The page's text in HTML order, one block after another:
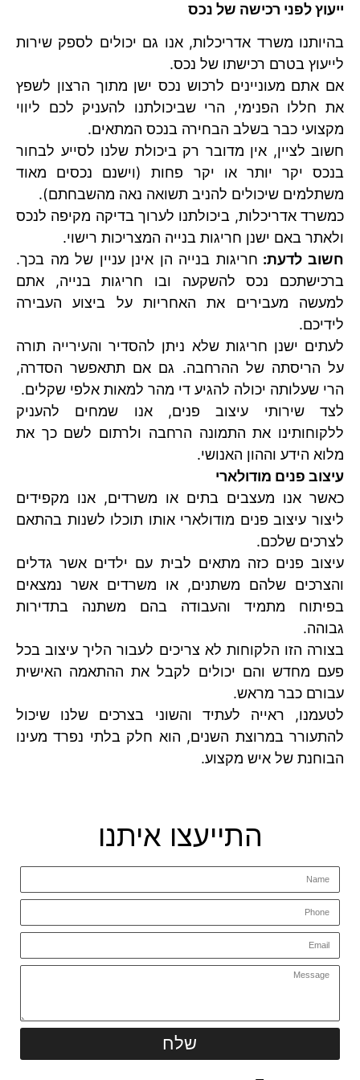
ייעוץ לפני רכישה של נכס
בהיותנו משרד אדריכלות, אנו גם יכולים לספק שירות
לייעוץ בטרם רכישתו של נכס.
אם אתם מעוניינים לרכוש נכס ישן מתוך הרצון לשפץ
את חללו הפנימי, הרי שביכולתנו להעניק לכם ליווי
מקצועי כבר בשלב הבחירה בנכס המתאים.
חשוב לציין, אין מדובר רק ביכולת שלנו לסייע לבחור
בנכס יקר יותר או יקר פחות (וישנם נכסים מאוד
משתלמים שיכולים להניב תשואה נאה מהשבחתם).
כמשרד אדריכלות, ביכולתנו לערוך בדיקה מקיפה לנכס
ולאתר באם ישנן חריגות בנייה המצריכות רישוי.
חשוב לדעת: חריגות בנייה הן אינן עניין של מה בכך.
ברכישתכם נכס להשקעה ובו חריגות בנייה, אתם
למעשה מעבירים את האחריות על ביצוע העבירה
לידיכם.
לעתים ישנן חריגות שלא ניתן להסדיר והעירייה תורה
על הריסתה של ההרחבה. גם אם תתאפשר הסדרה,
הרי שעלותה יכולה להגיע די מהר למאות אלפי שקלים.
לצד שירותי עיצוב פנים, אנו שמחים להעניק
ללקוחותינו את התמונה הרחבה ולרתום לשם כך את
מלוא הידע וההון האנושי.
עיצוב פנים מודולארי
כאשר אנו מעצבים בתים או משרדים, אנו מקפידים
ליצור עיצוב פנים מודולארי אותו תוכלו לשנות בהתאם
לצרכים שלכם.
עיצוב פנים כזה מתאים לבית עם ילדים אשר גדלים
והצרכים שלהם משתנים, או משרדים אשר נמצאים
בפיתוח מתמיד והעבודה בהם משתנה בתדירות
גבוהה.
בצורה הזו הלקוחות לא צריכים לעבור הליך עיצוב בכל
פעם מחדש והם יכולים לקבל את ההתאמה האישית
עבורם כבר מראש.
לטעמנו, ראייה לעתיד והשוני בצרכים שלנו שיכול
להתעורר במרוצת השנים, הוא חלק בלתי נפרד מעינו
הבוחנת של איש מקצוע.
התייעצו איתנו
שלח